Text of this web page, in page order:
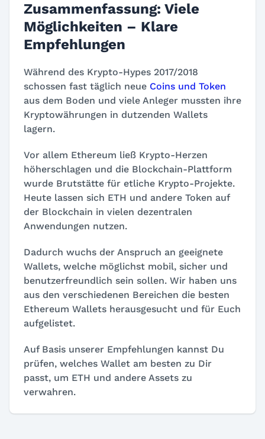
Zusammenfassung: Viele
Möglichkeiten – Klare
Empfehlungen
Während des Krypto-Hypes 2017/2018
schossen fast täglich neue Coins und Token
aus dem Boden und viele Anleger mussten ihre
Kryptowährungen in dutzenden Wallets
lagern.
Vor allem Ethereum ließ Krypto-Herzen
höherschlagen und die Blockchain-Plattform
wurde Brutstätte für etliche Krypto-Projekte.
Heute lassen sich ETH und andere Token auf
der Blockchain in vielen dezentralen
Anwendungen nutzen.
Dadurch wuchs der Anspruch an geeignete
Wallets, welche möglichst mobil, sicher und
benutzerfreundlich sein sollen. Wir haben uns
aus den verschiedenen Bereichen die besten
Ethereum Wallets herausgesucht und für Euch
aufgelistet.
Auf Basis unserer Empfehlungen kannst Du
prüfen, welches Wallet am besten zu Dir
passt, um ETH und andere Assets zu
verwahren.